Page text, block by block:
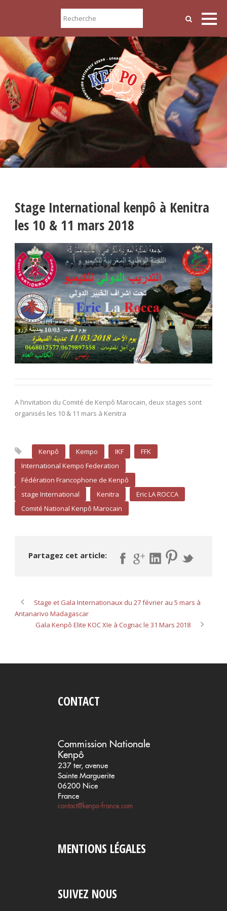
Stage International kenpô à Kenitra
les 10 & 11 mars 2018
A l’invitation du Comité de Kenpô Marocain, deux stages sont
organisés les 10 & 11 mars à Kenitra
Kenpô Kempo IKF
FFK
International Kempo Federation
Fédération Francophone de Kenpô
stage International
Kenitra
Eric LA ROCCA
Comité National Kenpô Marocain
Partagez cet article:
Stage et Gala Internationaux du 27 février au 5 mars à
Antanarivo Madagascar
Gala Kenpô Elite KOC XIe à Cognac le 31 Mars 2018
CONTACT
Commission Nationale
Kenpô
237 ter, avenue
Sainte Marguerite
06200 Nice
France
contact@kenpo-france.com
MENTIONS LÉGALES
SUIVEZ NOUS